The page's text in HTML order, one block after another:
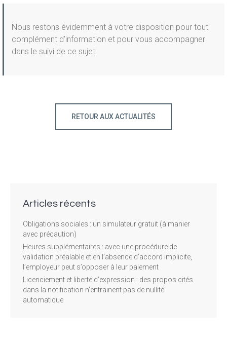
Nous restons évidemment à votre disposition pour tout
complément d’information et pour vous accompagner
dans le suivi de ce sujet.
RETOUR AUX ACTUALITÉS
Articles récents
Obligations sociales : un simulateur gratuit (à manier
avec précaution)
Heures supplémentaires : avec une procédure de
validation préalable et en l’absence d’accord implicite,
l’employeur peut s’opposer à leur paiement
Licenciement et liberté d’expression : des propos cités
dans la notification n’entrainent pas de nullité
automatique